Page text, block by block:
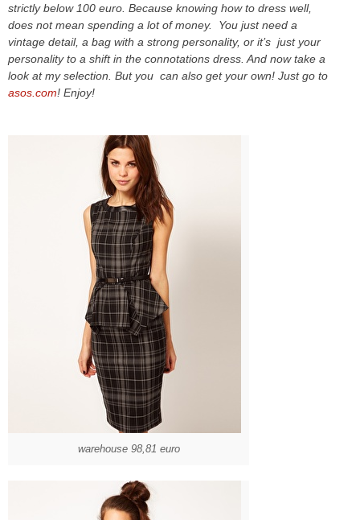
strictly below 100 euro. Because knowing how to dress well,
does not mean spending a lot of money. You just need a
vintage detail, a bag with a strong personality, or it’s just your
personality to a shift in the connotations dress. And now take a
look at my selection. But you can also get your own! Just go to
asos.com! Enjoy!
warehouse 98,81 euro